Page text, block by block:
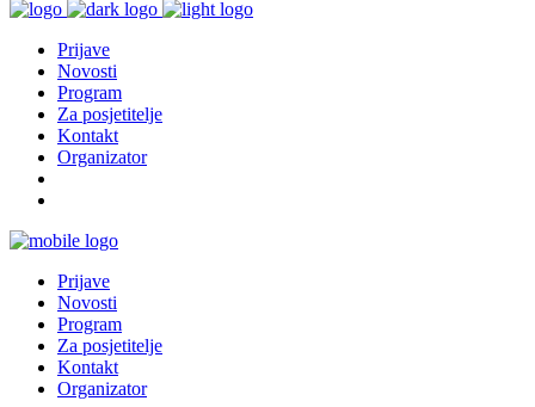
Prijave
Novosti
Program
Za posjetitelje
Kontakt
Organizator
Prijave
Novosti
Program
Za posjetitelje
Kontakt
Organizator